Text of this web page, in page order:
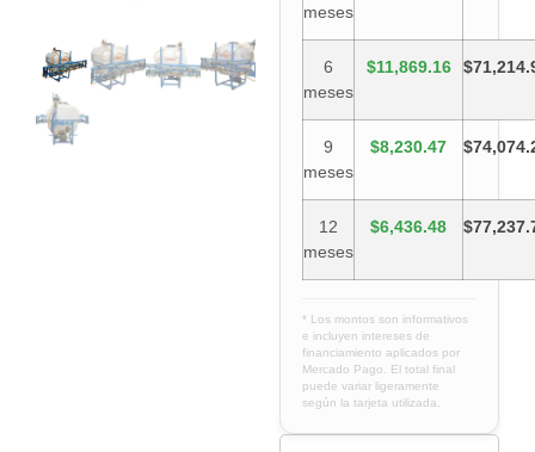
meses
6
meses
$11,869.16
9
meses
$8,230.47
12
meses
$6,436.48
* Los montos son informativos
e incluyen intereses de
financiamiento aplicados por
Mercado Pago. El total final
puede variar ligeramente
según la tarjeta utilizada.